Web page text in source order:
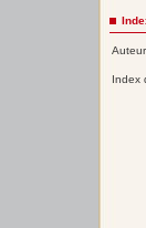
Auteur
Index